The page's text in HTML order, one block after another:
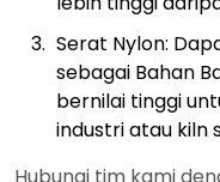
Serat Nylon:
sebagai Bahan
bernilai tinggi
industri atau kiln